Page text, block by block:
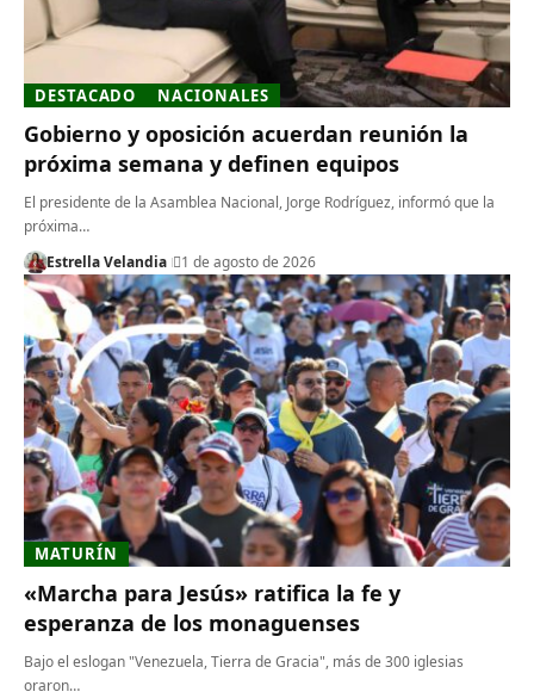
DESTACADO NACIONALES
Gobierno y oposición acuerdan reunión la
próxima semana y definen equipos
El presidente de la Asamblea Nacional, Jorge Rodríguez, informó que la
próxima…
Estrella Velandia
1 de agosto de 2026
MATURÍN
«Marcha para Jesús» ratifica la fe y
esperanza de los monaguenses
Bajo el eslogan "Venezuela, Tierra de Gracia", más de 300 iglesias
oraron…